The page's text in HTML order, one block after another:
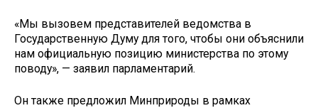
«Мы вызовем представителей ведомства в
Государственную Думу для того, чтобы они объяснили
нам официальную позицию министерства по этому
поводу», — заявил парламентарий.
Он также предложил Минприроды в рамках